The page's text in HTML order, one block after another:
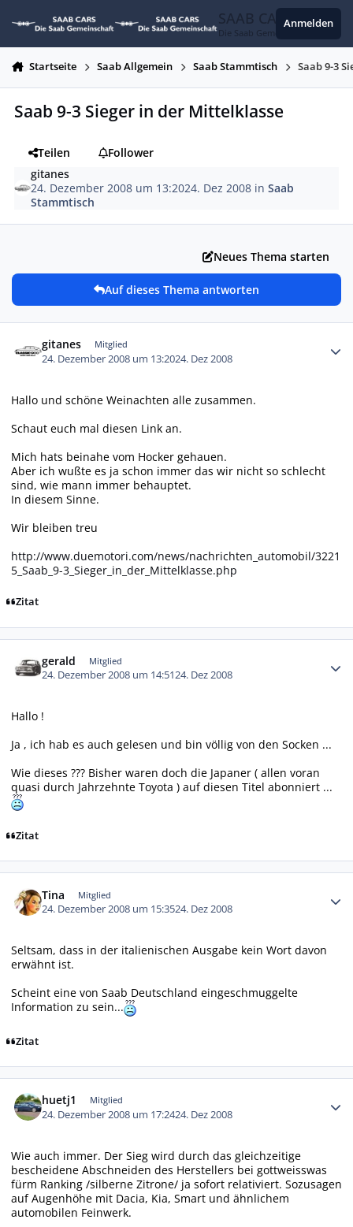
SAAB CARS
Die Saab Gemeinschaft
Anmelden
Startseite Saab Allgemein Saab Stammtisch Saab 9-3
Saab 9-3 Sieger in der Mittelklasse
Teilen
Follower
gitanes
24. Dezember 2008 um 13:2024. Dez 2008 inSaab
Stammtisch
Neues Thema starten
Auf dieses Thema antworten
gitanes Mitglied
24. Dezember 2008 um 13:2024. Dez 2008
Hallo und schöne Weinachten alle zusammen.
Schaut euch mal diesen Link an.
Mich hats beinahe vom Hocker gehauen.
Aber ich wußte es ja schon immer das wir nicht so schlecht
sind, wie mann immer behauptet.
In diesem Sinne.
Wir bleiben treu
http://www.duemotori.com/news/nachrichten_automobil/3221
5_Saab_9-3_Sieger_in_der_Mittelklasse.php
Zitat
gerald Mitglied
24. Dezember 2008 um 14:5124. Dez 2008
Hallo !
Ja , ich hab es auch gelesen und bin völlig von den Socken ...
Wie dieses ??? Bisher waren doch die Japaner ( allen voran
quasi durch Jahrzehnte Toyota ) auf diesen Titel abonniert ...
Zitat
Tina Mitglied
24. Dezember 2008 um 15:3524. Dez 2008
Seltsam, dass in der italienischen Ausgabe kein Wort davon
erwähnt ist.
Scheint eine von Saab Deutschland eingeschmuggelte
Information zu sein...
Zitat
huetj1 Mitglied
24. Dezember 2008 um 17:2424. Dez 2008
Wie auch immer. Der Sieg wird durch das gleichzeitige
bescheidene Abschneiden des Herstellers bei gottweisswas
fürm Ranking /silberne Zitrone/ ja sofort relativiert. Sozusagen
auf Augenhöhe mit Dacia, Kia, Smart und ähnlichem
automobilen Feinwerk.